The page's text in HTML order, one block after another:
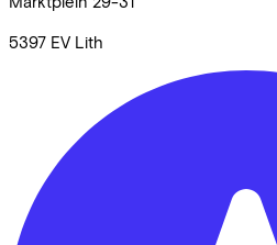
5397 EV Lith